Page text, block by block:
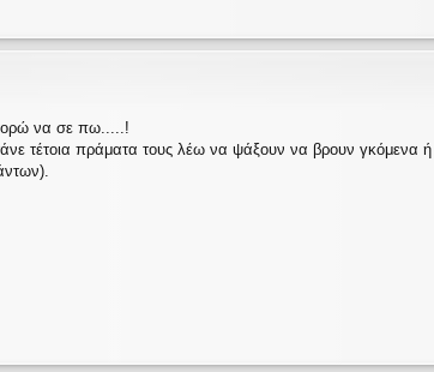
να σε πω.....!
τέτοια πράματα τους λέω να ψάξουν να βρουν γκόμενα ή